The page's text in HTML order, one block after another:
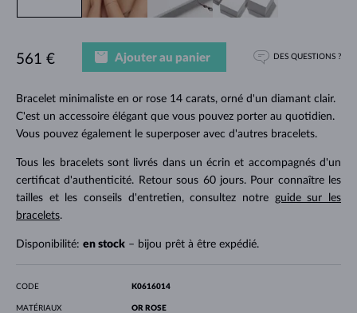
Bracelet minimaliste en or rose 14 carats, orné d'un diamant clair.
C'est un accessoire élégant que vous pouvez porter au quotidien.
Vous pouvez également le superposer avec d'autres bracelets.
Tous les bracelets sont livrés dans un écrin et accompagnés d'un
certificat d'authenticité. Retour sous 60 jours. Pour connaître les
tailles et les conseils d'entretien, consultez notre guide sur les
bracelets.
Disponibilité: en stock– bijou prêt à être expédié.
561 € Ajouter au panier DES QUESTIONS ?
CODE K0616014
MATÉRIAUX
OR ROSE